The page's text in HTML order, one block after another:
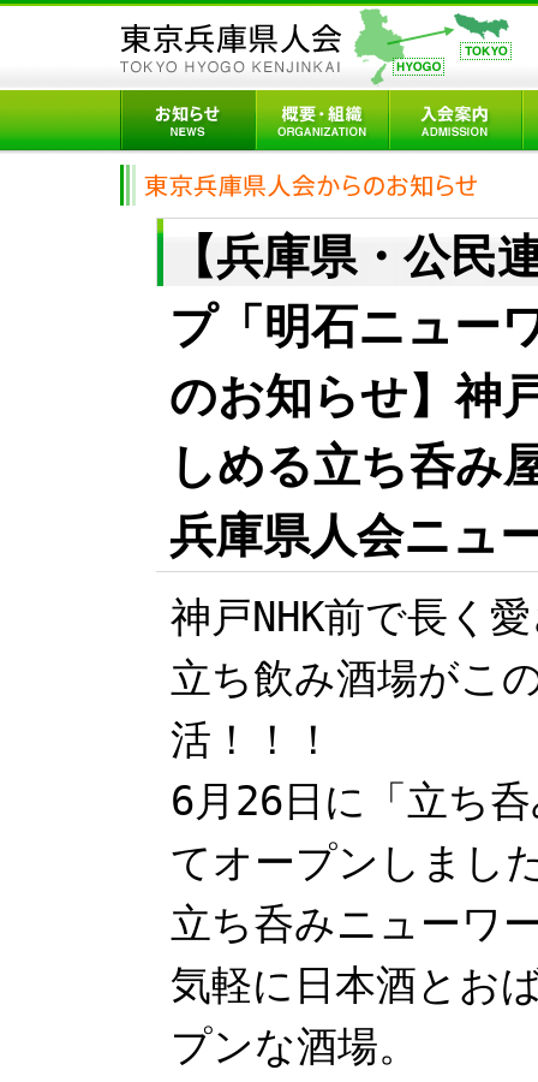
【兵庫県・公民
プ「明石ニュー
のお知らせ】神
しめる立ち呑み
兵庫県人会ニュ
神戸NHK前で長く
立ち飲み酒場がこ
活！！！
6月26日に「立ち
てオープンしまし
立ち呑みニューワ
気軽に日本酒とお
プンな酒場。